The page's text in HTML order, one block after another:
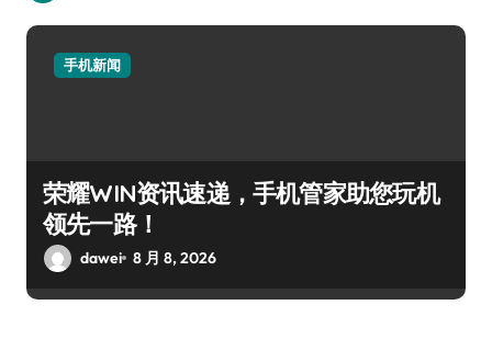
手机新闻
荣耀WIN资讯速递，手机管家助您玩机
领先一路！
dawei 8 月 8, 2026